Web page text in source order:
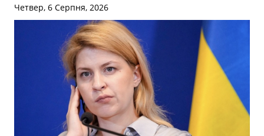
Четвер, 6 Серпня, 2026